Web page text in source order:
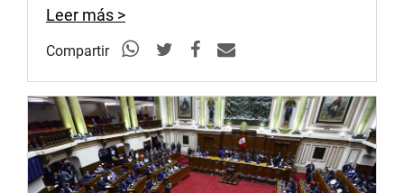
Leer más >
Compartir